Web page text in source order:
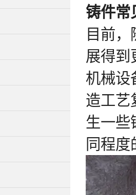
铸件常
目前
展得到
机械设
造工艺
生一些
同程度